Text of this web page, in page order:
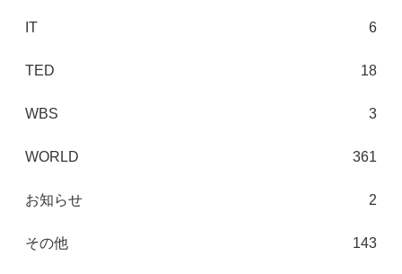
IT 6
TED 18
WBS 3
WORLD 361
お知らせ 2
その他 143